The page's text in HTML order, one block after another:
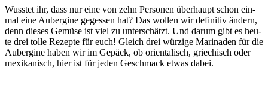
Wuss­tet ihr, dass nur eine von zehn Per­so­nen über­haupt schon ein­
mal eine Auber­gi­ne geges­sen hat? Das wol­len wir defi­ni­tiv ändern,
denn die­ses Gemü­se ist viel zu unter­schätzt. Und dar­um gibt es heu­
te drei tol­le Rezep­te für euch! Gleich drei wür­zi­ge Mari­na­den für die
Auber­gi­ne haben wir im Gepäck, ob ori­en­ta­lisch, grie­chisch oder
mexi­ka­nisch, hier ist für jeden Geschmack etwas dabei.